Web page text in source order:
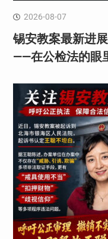
2026-08-07
锡安教案最新进
——在公检法的眼